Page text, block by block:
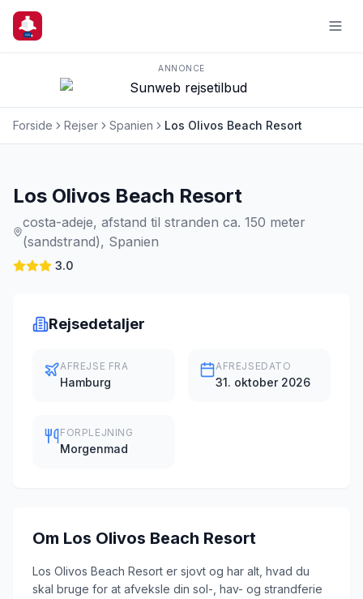
ANNONCE
Forside Rejser Spanien Los Olivos Beach Resort
Charterrejse
Los Olivos Beach Resort
costa-adeje, afstand til stranden ca. 150 meter
(sandstrand), Spanien
3.0
Rejsedetaljer
AFREJSE FRA
Hamburg
AFREJSEDATO
31. oktober 2026
FORPLEJNING
Morgenmad
Om Los Olivos Beach Resort
Los Olivos Beach Resort er sjovt og har alt, hvad du
skal bruge for at afveksle din sol-, hav- og strandferie